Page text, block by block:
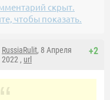
скрыт.
чтобы показать.
+2
RussiaRulit, 8 Апреля
2022 , url